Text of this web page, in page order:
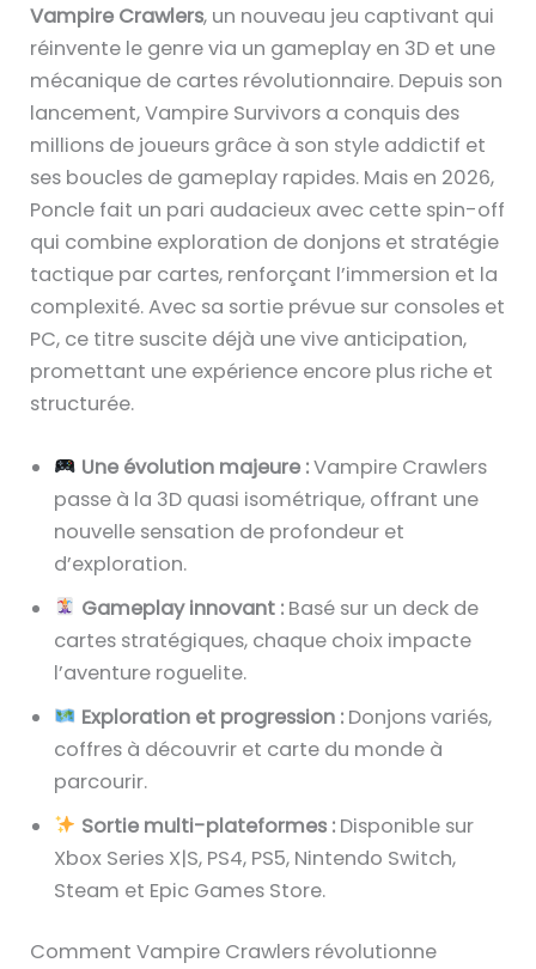
Vampire Crawlers, un nouveau jeu captivant qui
réinvente le genre via un gameplay en 3D et une
mécanique de cartes révolutionnaire. Depuis son
lancement, Vampire Survivors a conquis des
millions de joueurs grâce à son style addictif et
ses boucles de gameplay rapides. Mais en 2026,
Poncle fait un pari audacieux avec cette spin-off
qui combine exploration de donjons et stratégie
tactique par cartes, renforçant l’immersion et la
complexité. Avec sa sortie prévue sur consoles et
PC, ce titre suscite déjà une vive anticipation,
promettant une expérience encore plus riche et
structurée.
Une évolution majeure :Vampire Crawlers
passe à la 3D quasi isométrique, offrant une
nouvelle sensation de profondeur et
d’exploration.
Gameplay innovant :Basé sur un deck de
cartes stratégiques, chaque choix impacte
l’aventure roguelite.
Exploration et progression :Donjons variés,
coffres à découvrir et carte du monde à
parcourir.
Sortie multi-plateformes :Disponible sur
Xbox Series X|S, PS4, PS5, Nintendo Switch,
Steam et Epic Games Store.
Comment Vampire Crawlers révolutionne